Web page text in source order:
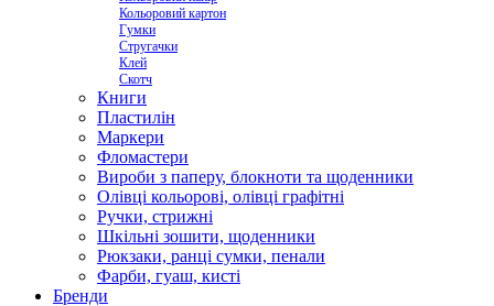
Кольоровий картон
Гумки
Стругачки
Клей
Скотч
Книги
Пластилін
Маркери
Фломастери
Вироби з паперу, блокноти та щоденники
Олівці кольорові, олівці графітні
Ручки, стрижні
Шкільні зошити, щоденники
Рюкзаки, ранці сумки, пенали
Фарби, гуаш, кисті
Бренди